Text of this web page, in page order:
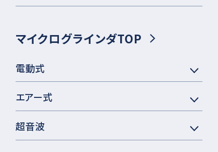
マイクログラインダTOP
電動式
エアー式
超音波